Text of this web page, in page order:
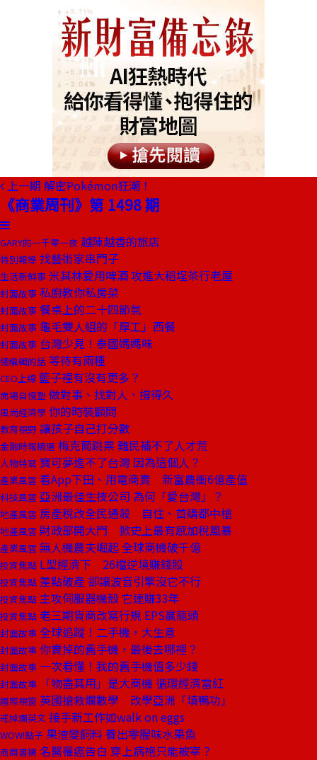
上一期 解密Pokémon狂潮！
《商業周刊》第 1498 期
GARY的一千零一夜 越陳越香的旅店
特別報導 找藝術家串門子
生活新鮮事 米其林愛用啤酒 攻進大稻埕茶行老屋
封面故事 私廚教你私房菜
封面故事 餐桌上的二十四節氣
封面故事 龜毛雙人組的「厚工」西餐
封面故事 台灣少見！泰國媽媽味
總編輯的話 等待有兩種
CEO上線 籃子裡有沒有更多？
商場自慢塾 做對事、找對人、撐得久
風尚經濟學 你的時裝顧問
教育視野 讓孩子自己打分數
金融時報精選 梅克爾跳票 難民補不了人才荒
人物特寫 寶可夢進不了台灣 因為這個人？
產業風雲 看App下田、用電商賣 新富農衝6億產值
科技風雲 亞洲最佳生技公司 為何「愛台灣」？
地產風雲 房產稅改全民通殺 自住、首購都中槍
地產風雲 財政部開大門 掀史上最有感加稅風暴
產業風雲 無人機農夫崛起 全球商機破千億
投資焦點 L型經濟下 26檔逆境賺錢股
投資焦點 差點破產 卻讓波音引擎沒它不行
投資焦點 主攻伺服器機殼 它連賺33年
投資焦點 老三期貨商改寫行規 EPS贏龍頭
封面故事 全球追蹤！二手機，大生意
封面故事 你賣掉的舊手機，最後去哪裡？
封面故事 一次看懂！我的舊手機值多少錢
封面故事 「物盡其用」是大商機 循環經濟當紅
國際視窗 英國搶救爛數學 改學亞洲「填鴨功」
戒掉爛英文 接手新工作如walk on eggs
WOW!點子 果渣變飼料 養出零腥味水果魚
商周書摘 名醫罹癌告白 穿上病袍只能被宰？